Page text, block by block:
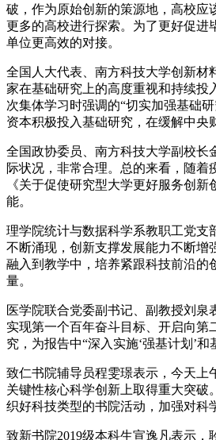
破，作为原始创新的策源地，高校应
更多的高校进行探索。为了更好促进
单位更高效的对接。
全国人大代表、南方科技大学创新材
家在基础研究上的高度重视和持续投
次集体学习时强调的“切实加强基础
资本积极投入基础研究，在缓解中央
全国政协委员、南方科技大学副校长
际状况，非常合理。总的来看，随
《关于促使研究型大学更好服务创
能。
理学院统计与数据科学系教职工党支
不断涌现，创新支撑发展能力不断增
融入到教学中，培养紧跟科技前沿的
量。
医学院联合党委副书记、副教授刘
实现第一个百年奋斗目标、开启向
究，为报告中“深入实施‘强基计划’
致仁书院辅导员程雯璟表示，今天上
关键性核心科学创新上取得重大突
织好科技类型的书院活动，加强对科
致新书院2019级本科生宣逸凡表示